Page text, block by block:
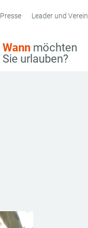
Wann möchten
Sie urlauben?
Presse Leader und Verein